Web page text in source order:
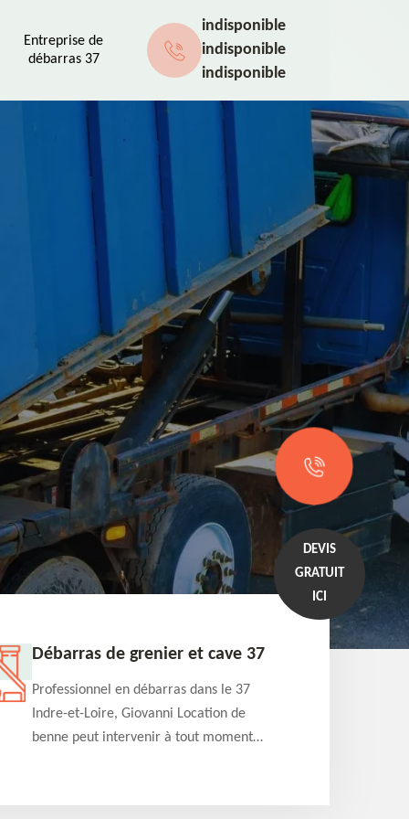
Entreprise de
débarras 37
indisponible
indisponible
indisponible
DEVIS
GRATUIT
ICI
Débarras de grenier et cave 37
Professionnel en débarras dans le 37
Indre-et-Loire, Giovanni Location de
benne peut intervenir à tout moment
détaillé offert